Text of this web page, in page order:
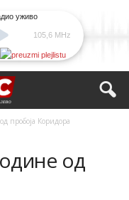
уживо
105,6 MHz
пробоја Коридора
од